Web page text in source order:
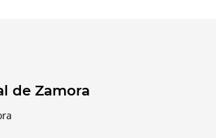
de Zamora